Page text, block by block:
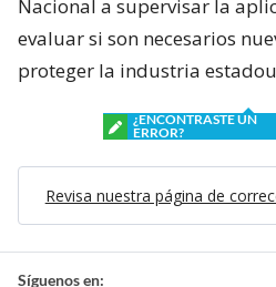
Nacional a supervisar la
evaluar si son necesarios
proteger la industria
¿ENCONTRASTE UN
ERROR?
Revisa nuestra página de
Síguenos en: